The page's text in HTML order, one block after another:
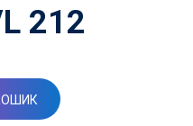
212